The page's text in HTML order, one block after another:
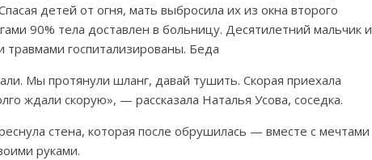
детей от огня, мать выбросила их из окна второго
90% тела доставлен в больницу. Десятилетний мальчик и
травмами госпитализированы. Беда
Мы протянули шланг, давай тушить. Скорая приехала
ждали скорую», — рассказала Наталья Усова, соседка.
стена, которая после обрушилась — вместе с мечтами
руками.